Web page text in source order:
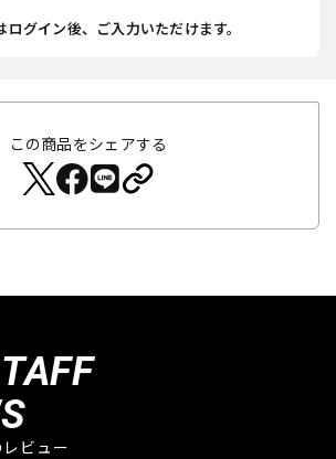
ログイン後、ご入力いただけます。
この商品をシェアする
ビュー